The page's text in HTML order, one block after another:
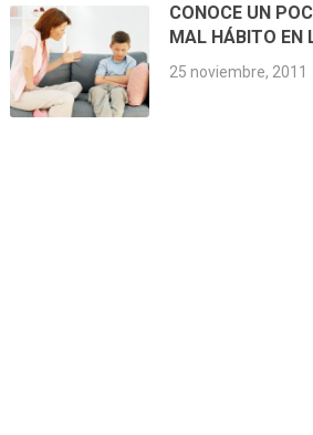
CONOCE UN
MAL HÁBITO EN
25 noviembre, 2011